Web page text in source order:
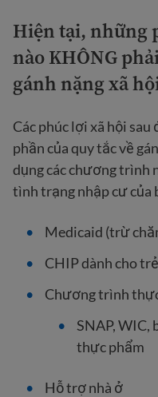
Hiện tại, những
nào KHÔNG
gánh nặng xã
Các phúc lợi xã hội sau
phần của quy tắc về
dụng các chương trình
tình trạng nhập cư của
Medicaid (trừ
CHIP dành cho
Chương trình
SNAP, WIC,
thực phẩm
Hỗ trợ nhà ở